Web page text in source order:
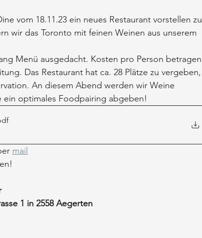
vom 18.11.23 ein neues Restaurant vorstellen zu
wir das Toronto mit feinen Weinen aus unserem
Menü ausgedacht. Kosten pro Person betragen
Das Restaurant hat ca. 28 Plätze zu vergeben,
An diesem Abend werden wir Weine
optimales Foodpairing abgeben!
mail
1 in 2558 Aegerten